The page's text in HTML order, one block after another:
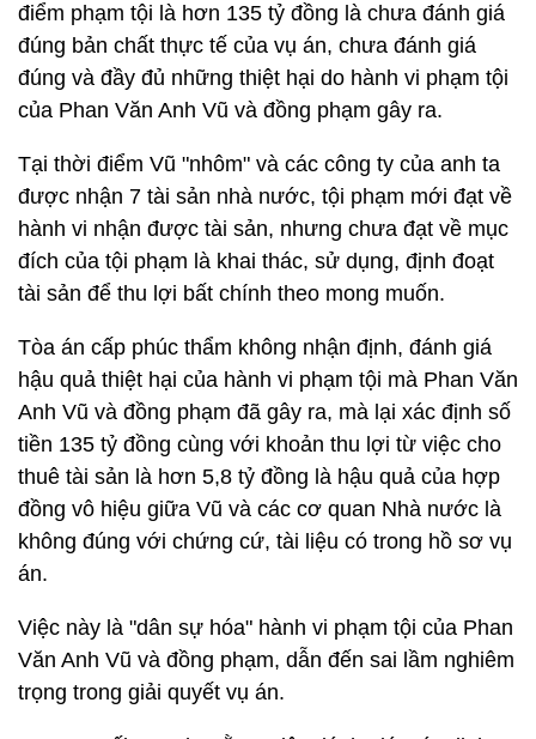
điểm phạm tội là hơn 135 tỷ đồng là chưa đánh giá
đúng bản chất thực tế của vụ án, chưa đánh giá
đúng và đầy đủ những thiệt hại do hành vi phạm tội
của Phan Văn Anh Vũ và đồng phạm gây ra.
Tại thời điểm Vũ "nhôm" và các công ty của anh ta
được nhận 7 tài sản nhà nước, tội phạm mới đạt về
hành vi nhận được tài sản, nhưng chưa đạt về mục
đích của tội phạm là khai thác, sử dụng, định đoạt
tài sản để thu lợi bất chính theo mong muốn.
Tòa án cấp phúc thẩm không nhận định, đánh giá
hậu quả thiệt hại của hành vi phạm tội mà Phan Văn
Anh Vũ và đồng phạm đã gây ra, mà lại xác định số
tiền 135 tỷ đồng cùng với khoản thu lợi từ việc cho
thuê tài sản là hơn 5,8 tỷ đồng là hậu quả của hợp
đồng vô hiệu giữa Vũ và các cơ quan Nhà nước là
không đúng với chứng cứ, tài liệu có trong hồ sơ vụ
án.
Việc này là "dân sự hóa" hành vi phạm tội của Phan
Văn Anh Vũ và đồng phạm, dẫn đến sai lầm nghiêm
trọng trong giải quyết vụ án.